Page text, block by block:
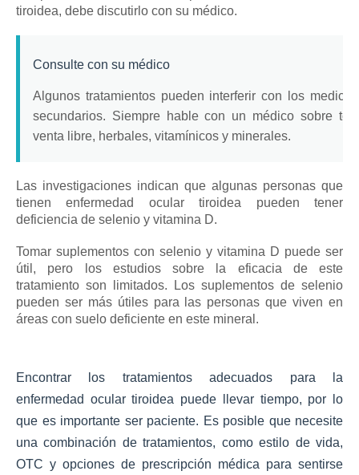
tiroidea, debe discutirlo con su médico.
Consulte con su médico
Algunos tratamientos pueden interferir con los
secundarios. Siempre hable con un médico sobre
venta libre, herbales, vitamínicos y minerales.
Las investigaciones indican que algunas personas que
tienen enfermedad ocular tiroidea pueden tener
deficiencia de selenio y vitamina D.
Tomar suplementos con selenio y vitamina D puede ser
útil, pero los estudios sobre la eficacia de este
tratamiento son limitados.
Los suplementos de selenio
pueden ser más útiles para las personas que viven en
áreas con suelo deficiente en este mineral.
Encontrar los tratamientos adecuados para la
enfermedad ocular tiroidea puede llevar tiempo, por lo
que es importante ser paciente. Es posible que necesite
una combinación de tratamientos, como estilo de vida,
OTC y opciones de prescripción médica para sentirse